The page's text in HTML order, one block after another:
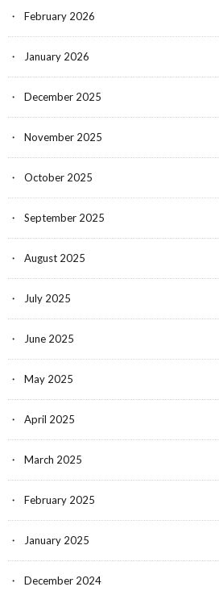
February 2026
January 2026
December 2025
November 2025
October 2025
September 2025
August 2025
July 2025
June 2025
May 2025
April 2025
March 2025
February 2025
January 2025
December 2024